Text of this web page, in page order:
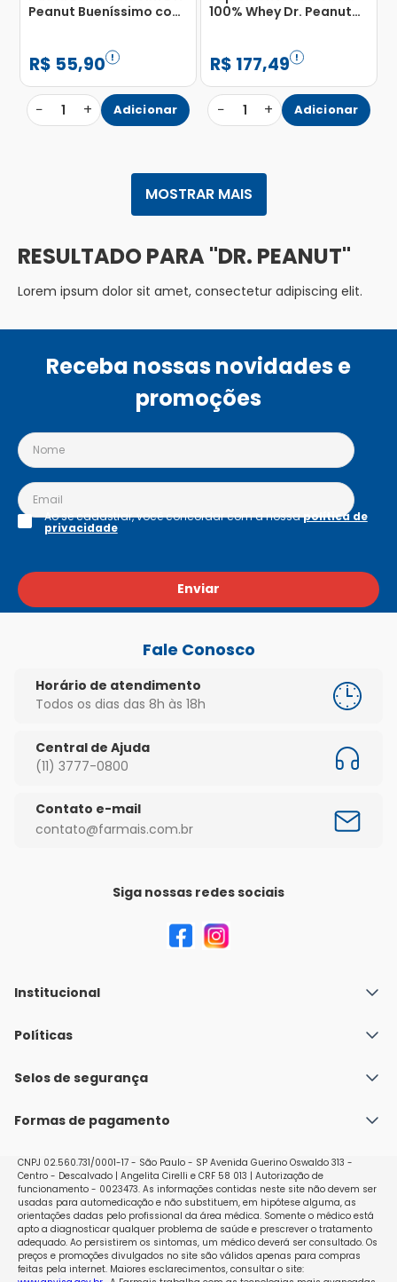
Peanut Bueníssimo com
R$ 55,90
− 1 + Adicionar
100% Whey Dr. Peanut
R$ 177,49
− 1 + Adicionar
MOSTRAR MAIS
DR. PEANUT
Lorem ipsum dolor sit amet, consectetur adipiscing elit.
Receba nossas novidades e
promoções
Enviar
Ao se cadastrar, você concordar com a nossapolítica de
privacidade
Fale Conosco
Horário de atendimento
Todos os dias das 8h às 18h
Central de Ajuda
(11) 3777-0800
Contato e-mail
contato@farmais.com.br
Siga nossas redes sociais
Institucional
Quem Somos
Nossas lojas
Políticas
Política de Envio
Políticas de Trocas e Devoluções
Selos de segurança
Formas de pagamento
CNPJ 02.560.731/0001-17 - São Paulo - SP Avenida Guerino Oswaldo 313 -
Centro - Descalvado | Angelita Cirelli e CRF 58 013 | Autorização de
funcionamento - 0023473. As informações contidas neste site não devem ser
usadas para automedicação e não substituem, em hipótese alguma, as
orientações dadas pelo profissional da área médica. Somente o médico está
apto a diagnosticar qualquer problema de saúde e prescrever o tratamento
adequado. Ao persistirem os sintomas, um médico deverá ser consultado. Os
preços e promoções divulgados no site são válidos apenas para compras
feitas pela internet. Maiores esclarecimentos, consultar o site: